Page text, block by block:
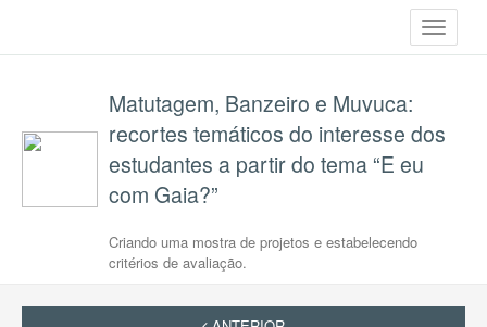
Toggle
Matutagem, Banzeiro e Muvuca:
recortes temáticos do interesse dos
estudantes a partir do tema “E eu
com Gaia?”
Criando uma mostra de projetos e estabelecendo
critérios de avaliação.